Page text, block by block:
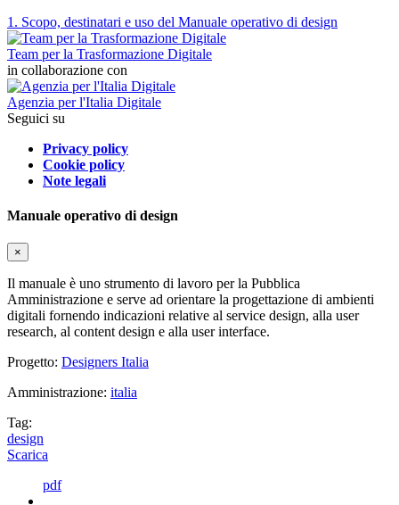
1. Scopo, destinatari e uso del Manuale operativo di design
Team per la Trasformazione Digitale
in collaborazione con
Agenzia per l'Italia Digitale
Seguici su
Privacy policy
Cookie policy
Note legali
Manuale operativo di design
×
Il manuale è uno strumento di lavoro per la Pubblica
Amministrazione e serve ad orientare la progettazione di ambienti
digitali fornendo indicazioni relative al service design, alla user
research, al content design e alla user interface.
Progetto: Designers Italia
Amministrazione: italia
Tag:
design
Scarica
pdf